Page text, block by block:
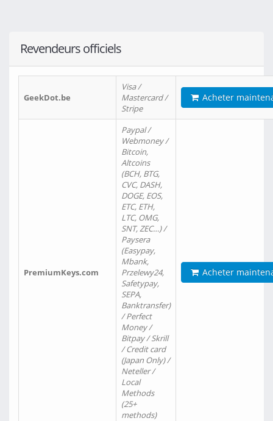
Revendeurs officiels
GeekDot.be
Visa /
Mastercard /
Stripe
Acheter
PremiumKeys.com
Paypal /
Webmoney /
Bitcoin,
Altcoins
(BCH, BTG,
CVC, DASH,
DOGE, EOS,
ETC, ETH,
LTC, OMG,
SNT, ZEC…) /
Paysera
(Easypay,
Mbank,
Przelewy24,
Safetypay,
SEPA,
Banktransfer)
/ Perfect
Money /
Bitpay / Skrill
/ Credit card
(Japan Only) /
Neteller /
Local
Methods
(25+
methods)
Acheter